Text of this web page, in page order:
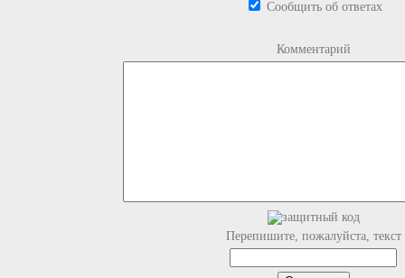
Сообщить об ответах
Комментарий
Перепишите, пожалуйста, текст